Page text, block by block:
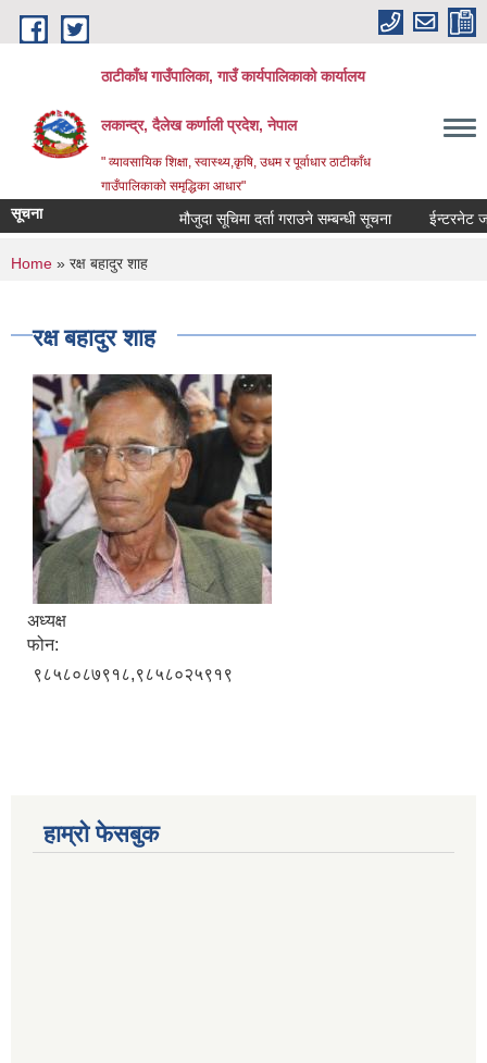
Skip to main content
ठाटीकाँध गाउँपालिका, गाउँ कार्यपालिकाको कार्यालय
लकान्द्र, दैलेख कर्णाली प्रदेश, नेपाल
" व्यावसायिक शिक्षा, स्वास्थ्य,कृषि, उधम र पूर्वाधार ठाटीकाँध
गाउँपालिकाको समृद्धिका आधार"
सूचना मौजुदा सूचिमा दर्ता गराउने सम्बन्धी सूचना ईन्टरनेट
You are here
Home » रक्ष बहादुर शाह
रक्ष बहादुर शाह
अध्यक्ष
फोन:
९८५८०८७९१८,९८५८०२५९१९
हाम्रो फेसबुक